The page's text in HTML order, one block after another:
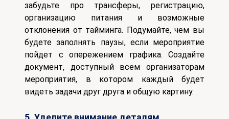
забудьте про трансферы, регистрацию,
организацию питания и возможные
отклонения от тайминга. Подумайте, чем вы
будете заполнять паузы, если мероприятие
пойдет с опережением графика. Создайте
документ, доступный всем организаторам
мероприятия, в котором каждый будет
видеть задачи друг друга и общую картину.